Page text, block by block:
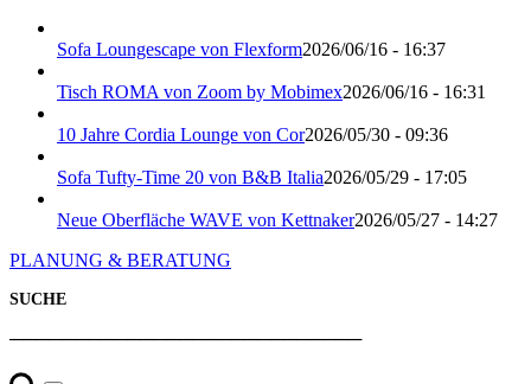
Sofa Loungescape von Flexform2026/06/16 - 16:37
Tisch ROMA von Zoom by Mobimex2026/06/16 - 16:31
10 Jahre Cordia Lounge von Cor2026/05/30 - 09:36
Sofa Tufty-Time 20 von B&B Italia2026/05/29 - 17:05
Neue Oberfläche WAVE von Kettnaker2026/05/27 - 14:27
PLANUNG & BERATUNG
SUCHE
───────────────────────────